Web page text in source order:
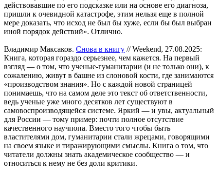
действовавшие по его подсказке или на основе его диагноза,
пришли к очевидной катастрофе, этим нельзя еще в полной
мере доказать, что исход не был бы хуже, если бы был выбран
иной порядок действий». Отлично.
Владимир Максаков. Снова в книгу // Weekend, 27.08.2025:
Книга, которая гораздо серьезнее, чем кажется. На первый
взгляд — о том, что ученые-гуманитарии (и не только они), к
сожалению, живут в башне из слоновой кости, где занимаются
«производством знания». Но с каждой новой страницей
понимаешь, что на самом деле это текст об ответственности,
ведь ученые уже много десятков лет существуют в
самовоспроизводящейся системе. Яркий — и увы, актуальный
для России — тому пример: почти полное отсутствие
качественного научпопа. Вместо того чтобы быть
властителями дом, гуманитарии стали жрецами, говорящими
на своем языке и тиражирующими смыслы. Книга о том, что
читатели должны знать академическое сообщество — и
относиться к нему не без доли критики.